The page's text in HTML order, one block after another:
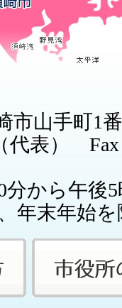
市山手町1
（代表） Fax
分から午後
年末年始